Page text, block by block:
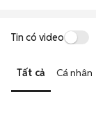
Tin có video
Tất cả Cá nhân